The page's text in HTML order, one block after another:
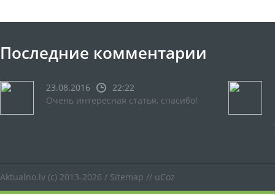
Последние комментарии
23.08.2016
22:22
Очень интересная статья, спасибо!
Aktualno.lv (c) 2013-2026 / Sitemap // uCoz